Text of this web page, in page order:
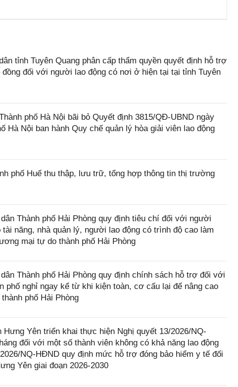
tỉnh Tuyên Quang phân cấp thẩm quyền quyết định hỗ trợ
đối với người lao động có nơi ở hiện tại tại tỉnh Tuyên
phố Hà Nội bãi bỏ Quyết định 3815/QĐ-UBND ngày
Hà Nội ban hành Quy chế quản lý hòa giải viên lao động
phố Huế thu thập, lưu trữ, tổng hợp thông tin thị trường
Thành phố Hải Phòng quy định tiêu chí đối với người
năng, nhà quản lý, người lao động có trình độ cao làm
mại tự do thành phố Hải Phòng
Thành phố Hải Phòng quy định chính sách hỗ trợ đối với
phố nghỉ ngay kể từ khi kiện toàn, cơ cấu lại để nâng cao
phố Hải Phòng
Yên triển khai thực hiện Nghị quyết 13/2026/NQ-
đối với một số thành viên không có khả năng lao động
NQ-HĐND quy định mức hỗ trợ đóng bảo hiểm y tế đối
Yên giai đoạn 2026-2030